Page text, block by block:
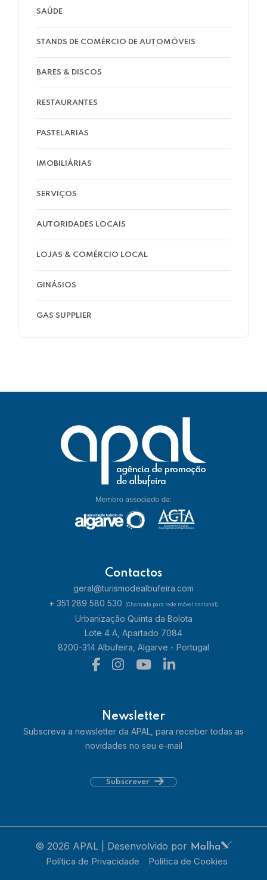
SAÚDE
STANDS DE COMÉRCIO DE AUTOMÓVEIS
BARES & DISCOS
RESTAURANTES
PASTELARIAS
IMOBILIÁRIAS
SERVIÇOS
AUTORIDADES LOCAIS
LOJAS & COMÉRCIO LOCAL
GINÁSIOS
GAS SUPPLIER
Contactos
geral@turismodealbufeira.com
+ 351 289 580 530
(Chamada para rede móvel nacional)
Urbanização Quinta da Bolota
Lote 4 A, Apartado 7084
8200-314 Albufeira, Algarve - Portugal
Newsletter
Subscreva a newsletter da APAL, para receber todas as
novidades no seu e-mail
Subscrever
© 2026 APAL | Desenvolvido por
Política de Privacidade Política de Cookies